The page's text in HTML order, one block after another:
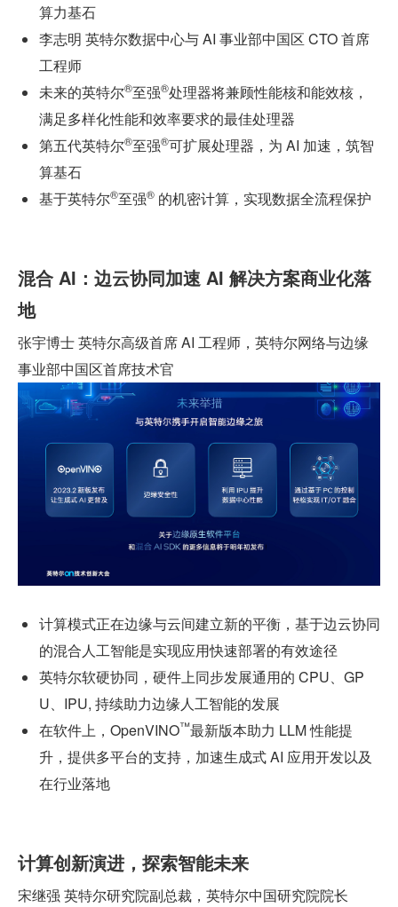
算力基石
李志明 英特尔数据中心与 AI 事业部中国区 CTO 首席
工程师
未来的英特尔®至强®处理器将兼顾性能核和能效核，
满足多样化性能和效率要求的最佳处理器
第五代英特尔®至强®可扩展处理器，为 AI 加速，筑智
算基石
基于英特尔®至强® 的机密计算，实现数据全流程保护
混合 AI：边云协同加速 AI 解决方案商业化落
地
张宇博士 英特尔高级首席 AI 工程师，英特尔网络与边缘
事业部中国区首席技术官
计算模式正在边缘与云间建立新的平衡，基于边云协同
的混合人工智能是实现应用快速部署的有效途径
英特尔软硬协同，硬件上同步发展通用的 CPU、GP
U、IPU, 持续助力边缘人工智能的发展
在软件上，OpenVINO™最新版本助力 LLM 性能提
升，提供多平台的支持，加速生成式 AI 应用开发以及
在行业落地
计算创新演进，探索智能未来
宋继强 英特尔研究院副总裁，英特尔中国研究院院长